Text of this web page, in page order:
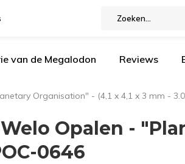
van de Megalodon Reviews
Organisation" - (4,1 x 4,1 x 3 mm -
Opalen -
0646